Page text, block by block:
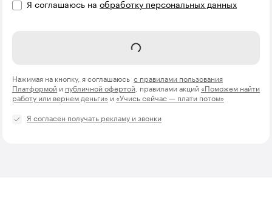
Я соглашаюсь на обработку персональных данных
Отправить
Нажимая на кнопку, я соглашаюсь с правилами пользования
Платформой и публичной офертой , правилами акций «Поможем найти
работу или вернем деньги» и «Учись сейчас — плати потом»
Я согласен получать рекламу и звонки